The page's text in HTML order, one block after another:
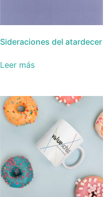
Sideraciones del atardecer
Leer más